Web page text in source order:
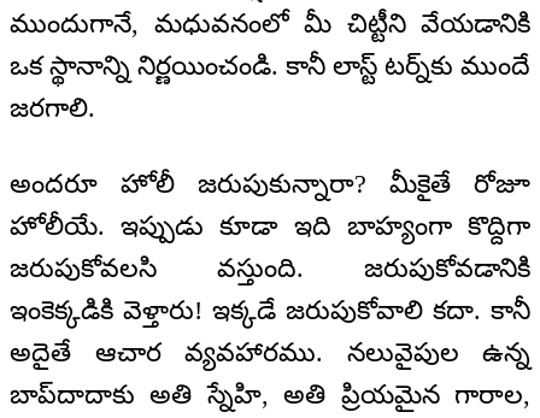
ముందుగానే, మధువనంలో మీ చిట్టీని వేయడానికి
ఒక స్థానాన్ని నిర్ణయించండి. కానీ లాస్ట్ టర్న్‌కు ముందే
జరగాలి.
అందరూ హోలీ జరుపుకున్నారా? మీకైతే రోజూ
హోలీయే. ఇప్పుడు కూడా ఇది బాహ్యంగా కొద్దిగా
జరుపుకోవలసి వస్తుంది. జరుపుకోవడానికి
ఇంకెక్కడికి వెళ్తారు! ఇక్కడే జరుపుకోవాలి కదా. కానీ
అదైతే ఆచార వ్యవహారము. నలువైపుల ఉన్న
బాప్‌దాదాకు అతి స్నేహి, అతి ప్రియమైన గారాల,